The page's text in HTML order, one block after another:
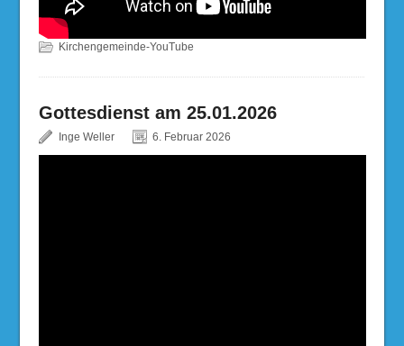
Kirchengemeinde-YouTube
Gottesdienst am 25.01.2026
Inge Weller 6. Februar 2026